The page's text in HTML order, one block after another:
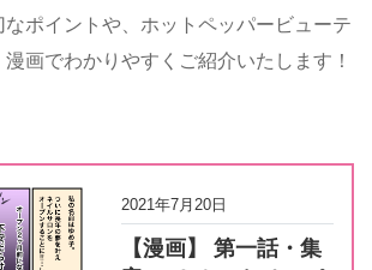
ポイントや、ホットペッパービューテ
画でわかりやすくご紹介いたします！
2021年7月20日
【漫画】 第一話・集